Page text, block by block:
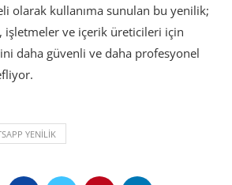
olarak kullanıma sunulan bu yenilik;
işletmeler ve içerik üreticileri için
daha güvenli ve daha profesyonel
YENILIK